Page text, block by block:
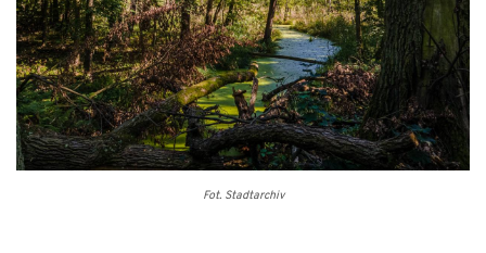
Fot. Stadtarchiv